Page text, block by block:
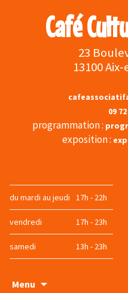
Café
23
13100
09
programmation :
exposition :
du mardi au jeudi 17h - 22h
vendredi 17h - 23h
samedi 13h - 23h
Menu